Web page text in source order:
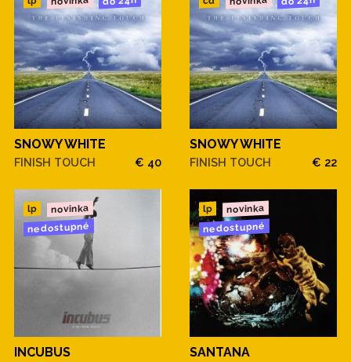
SNOWY WHITE
FINISH TOUCH € 40
SNOWY WHITE
FINISH TOUCH € 22
lp novinka
nedostupné
INCUBUS
lp novinka
nedostupné
SANTANA